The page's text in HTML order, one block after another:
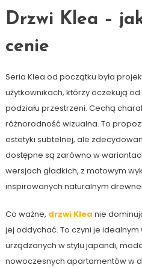
Drzwi Klea –
cenie
Seria Klea od początku była
użytkownikach, którzy oczekują
podziału przestrzeni. Cechą
różnorodność wizualna. To
estetyki subtelnej, ale
dostępne są zarówno w
wersjach gładkich, z matowym
inspirowanych naturalnym
Co ważne, drzwi Klea nie
jej oddychać. To czyni je
urządzanych w stylu japandi,
nowoczesnych apartamentów w